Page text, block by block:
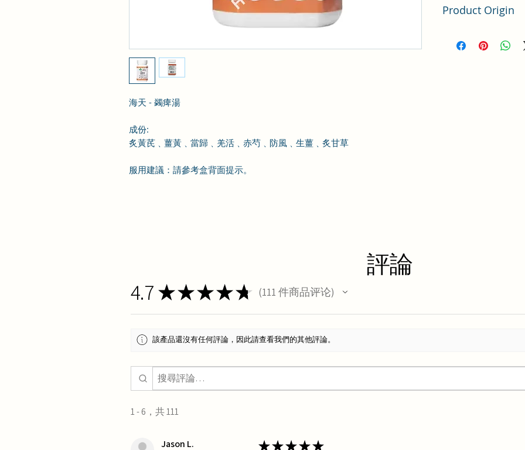
海天 - 蠲痺湯
成份:
炙黃芪 ﹑薑黃 ﹑當歸 ﹑羌活 ﹑赤芍 ﹑防風 ﹑生薑 ﹑炙甘草
服用建議：請參考盒背面提示。
Product Origin
評論
4.7 ★★★★★ 111 件商品评论
111
該產品還沒有任何評論，因此請查看我們的其他評論。
1 - 6，共 111
Jason L. ★★★★★